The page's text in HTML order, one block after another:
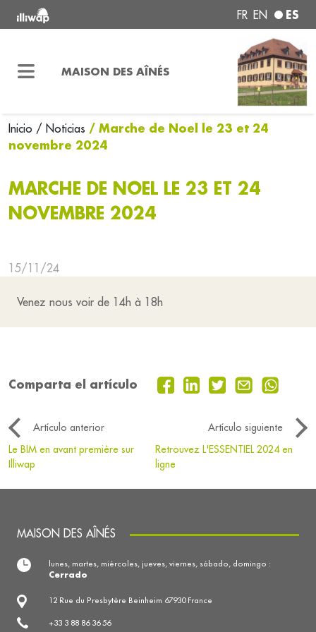
FR EN ES
MAISON DES AÎNÉS
Inicio / Noticias / Marche de Noel le 23 et 24
novembre 2024
MARCHE DE NOEL LE 23 ET 24
NOVEMBRE 2024
15/11/24
Venez nous voir de 14h à 18h
Comparta el artículo
Artículo anterior
Artículo siguiente
Le BIM en avant première sur
Illiwap
Retrouvez L'ESSENTIEL 2024 en
ligne
MAISON DES AÎNÉS
12 Rue du Presbytère Beinheim 67930 France
+33 3 88 86 36 56
lunes, martes, miércoles, jueves, viernes, sábado, domingo :
Cerrado